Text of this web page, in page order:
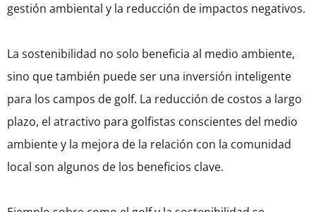
gestión ambiental y la reducción de impactos negativos.
La sostenibilidad no solo beneficia al medio ambiente,
sino que también puede ser una inversión inteligente
para los campos de golf. La reducción de costos a largo
plazo, el atractivo para golfistas conscientes del medio
ambiente y la mejora de la relación con la comunidad
local son algunos de los beneficios clave.